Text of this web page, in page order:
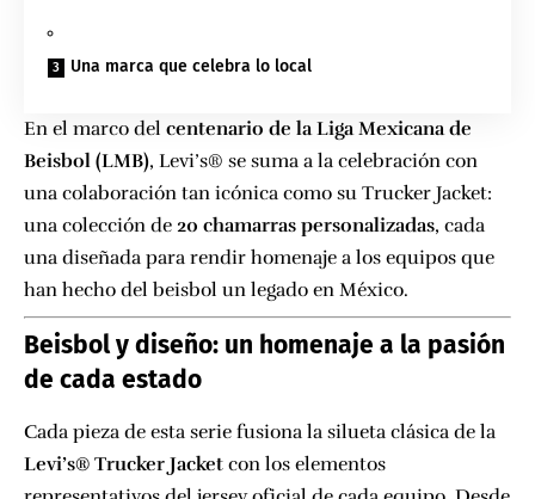
Una marca que celebra lo local
En el marco del centenario de la Liga Mexicana de
Beisbol (LMB), Levi’s® se suma a la celebración con
una colaboración tan icónica como su Trucker Jacket:
una colección de 20 chamarras personalizadas, cada
una diseñada para rendir homenaje a los equipos que
han hecho del beisbol un legado en México.
Beisbol y diseño: un homenaje a la pasión
de cada estado
Cada pieza de esta serie fusiona la silueta clásica de la
Levi’s® Trucker Jacket con los elementos